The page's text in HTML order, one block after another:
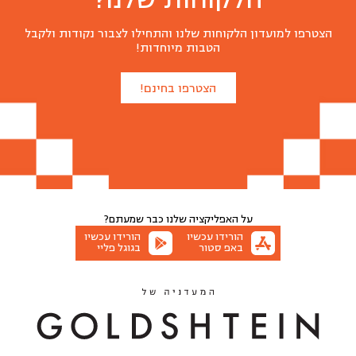
הצטרפו למועדון הלקוחות שלנו והתחילו לצבור נקודות ולקבל
הטבות מיוחדות!
הצטרפו בחינם!
על האפליקציה שלנו כבר שמעתם?
הורידו עכשיו
באפ סטור
הורידו עכשיו
בגוגל פליי